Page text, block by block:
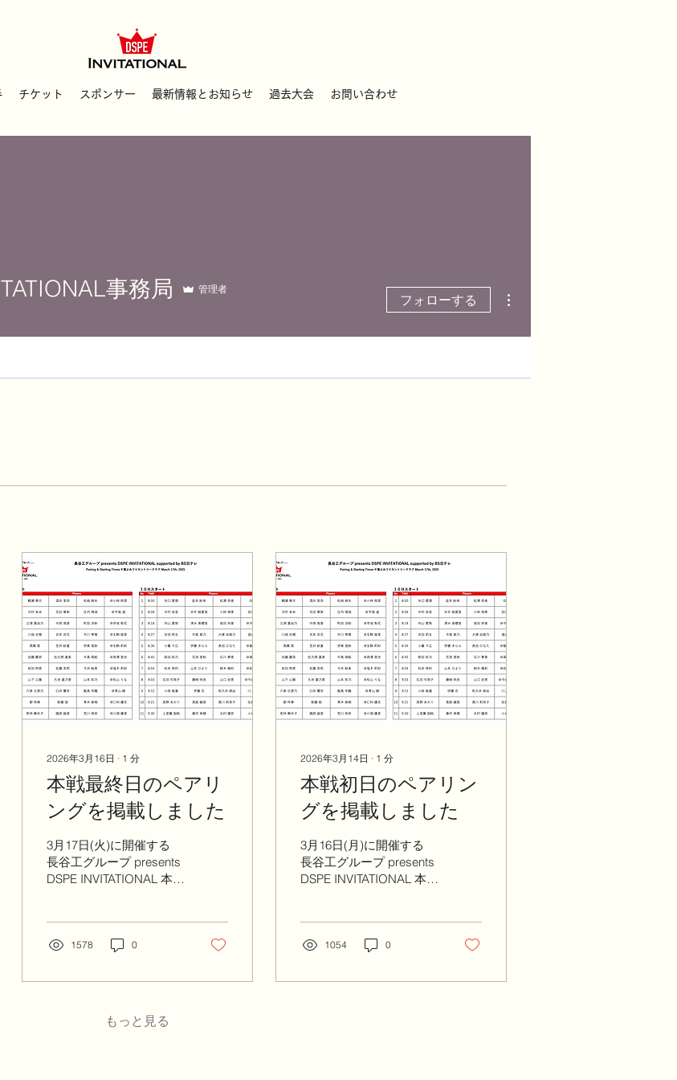
チケット スポンサー 最新情報とお知らせ 過去大会 お問い合わせ
事務局 管理者
フォローする
2026年3月16日 ∙ 1 分
本戦最終日のペアリ
ングを掲載しました
3月17日(火)に開催する
長谷工グループ presents
DSPE INVITATIONAL 本戦
す。
1578 0
2026年3月14日 ∙ 1 分
本戦初日のペアリン
グを掲載しました
3月16日(月)に開催する
長谷工グループ presents
DSPE INVITATIONAL 本戦
1054 0
もっと見る